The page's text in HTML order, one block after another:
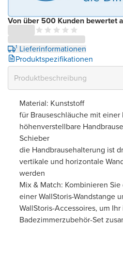
Von über 500 Kunden bewertet
¹ Lieferinformationen
Produktspezifikationen
Material: Kunststoff
für Brauseschläuche mit
höhenverstellbare
Schieber
die Handbrausehalterung ist
vertikale und horizontale
werden
Mix & Match: Kombinieren
einer WallStoris-Wandstange
WallStoris-Accessoires, um
Badezimmerzubehör-Set